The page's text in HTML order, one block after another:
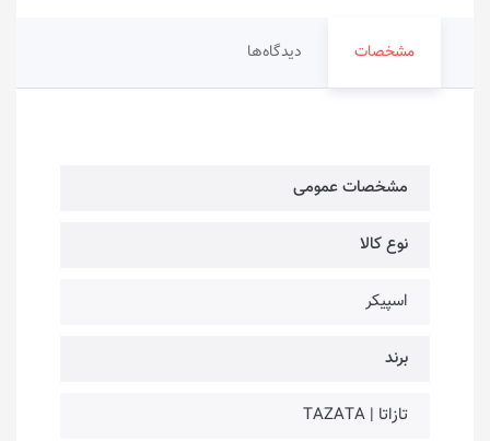
مشخصات دیدگاه‌ها
مشخصات عمومی
نوع کالا
اسپیکر
برند
تازاتا | TAZATA